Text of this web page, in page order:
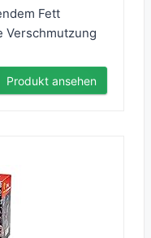
Fett
Verschmutzung
Produkt ansehen